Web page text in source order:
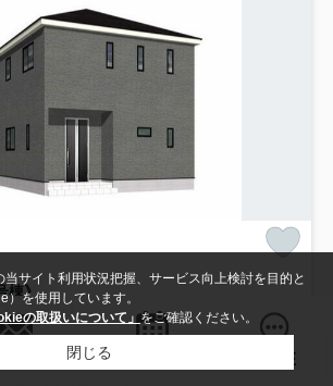
棟》
日 値下げ
/予定
駅 徒歩22分
関西本線「関」駅 徒歩54分 関西
合わせ LINE
サイト利用状況把握、サービス向上検討を目的と
を使用しています。
の取扱いについて」をご確認ください。
閉じる